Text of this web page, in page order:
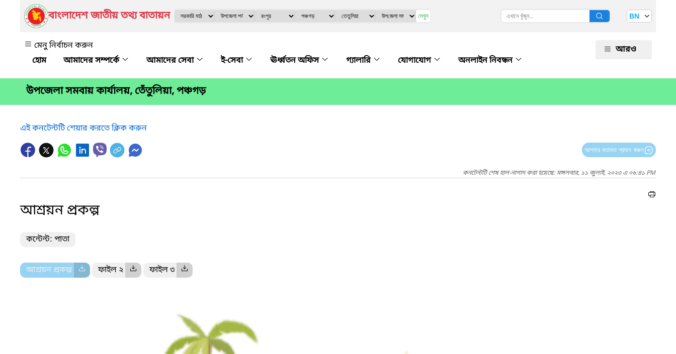
বাংলাদেশ জাতীয় তথ্য বাতায়ন দেখুন BN
মেনু নির্বাচন করুন
আমাদের সম্পর্কে
আমাদের সেবা ই-সেবা ঊর্ধ্বতন অফিস গ্যালারি যোগাযোগ অনলাইন নিবন্ধন
আরও
উপ‌জেলা সমবায় কার্যালয়, তেঁতুলিয়া, পঞ্চগড়
এই কনটেন্টটি শেয়ার করতে ক্লিক করুন
আপনার মতামত প্রদান করুন
কনটেন্টটি শেষ হাল-নাগাদ করা হয়েছে: মঙ্গলবার, ১১ জুলাই, ২০২৩ এ ০৬:৪১ PM
আশ্রয়ন প্রকল্প
কন্টেন্ট: পাতা
আশ্রয়ন প্রকল্প ফাইল ২ ফাইল ৩